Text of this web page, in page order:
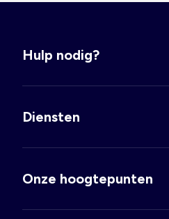
Hulp nodig?
Diensten
Onze hoogtepunten